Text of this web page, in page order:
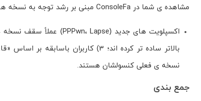
مشاهده ی شما در ConsoleFa مبنی بر رشد توجه به نسخه های جدید، با الگوی فنی جامعه هم خوان است:
بالاتر ساده تر کرده اند؛ 3)
نسخه ی فعلی کنسولشان هستند.
جمع بندی